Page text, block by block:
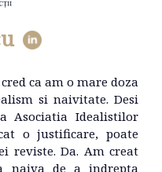
ca am o mare doza
si naivitate. Desi
Asociatia Idealistilor
o justificare, poate
reviste. Da. Am creat
naiva de a indrepta